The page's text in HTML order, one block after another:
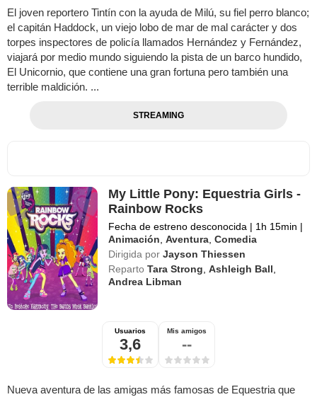
El joven reportero Tintín con la ayuda de Milú, su fiel perro blanco;
el capitán Haddock, un viejo lobo de mar de mal carácter y dos
torpes inspectores de policía llamados Hernández y Fernández,
viajará por medio mundo siguiendo la pista de un barco hundido,
El Unicornio, que contiene una gran fortuna pero también una
terrible maldición. ...
STREAMING
My Little Pony: Equestria Girls -
Rainbow Rocks
Fecha de estreno desconocida | 1h 15min |
Animación ,Aventura ,Comedia
Dirigida por Jayson Thiessen
Reparto Tara Strong ,Ashleigh Ball
Andrea Libman
Usuarios
3,6
Mis amigos
--
Nueva aventura de las amigas más famosas de Equestria que